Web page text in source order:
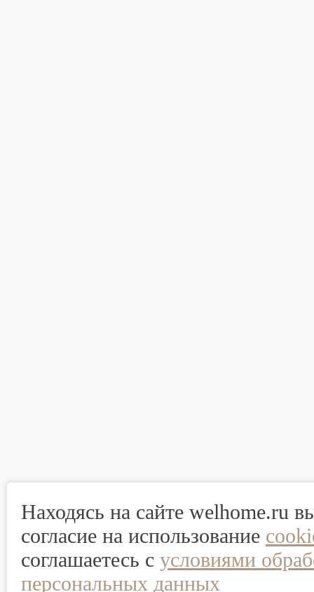
Находясь на сайте welhome.ru
согласие на использование
соглашаетесь с условиями
персональных данных